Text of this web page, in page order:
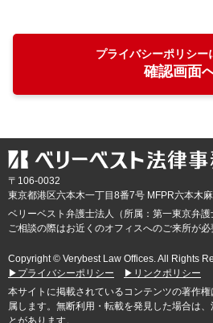
プライバシーポリシー
確認画面
〒106-0032
東京都港区六本木一丁目8番7号 MFPR六本木
ベリーベスト弁護士法人（所属：第一東京弁護
ご相談の際はお近くのオフィスへのご来所が必
Copyright © Verybest Law Offices. All Rights
▶プライバシーポリシー
▶リンクポリシー
本サイトに掲載されているコンテンツの著作
属します。無断利用・転載を発見した場合は
とがあります。